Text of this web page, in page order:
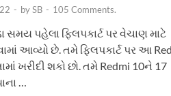
- bySB - 105 Comments.
સમય પહેલા ફ્લિપકાર્ટ પર વેચાણ માટે
આવ્યો છે. તમે ફ્લિપકાર્ટ પર આ
ખરીદી શકો છો. તમે Redmi 10ને 17
…